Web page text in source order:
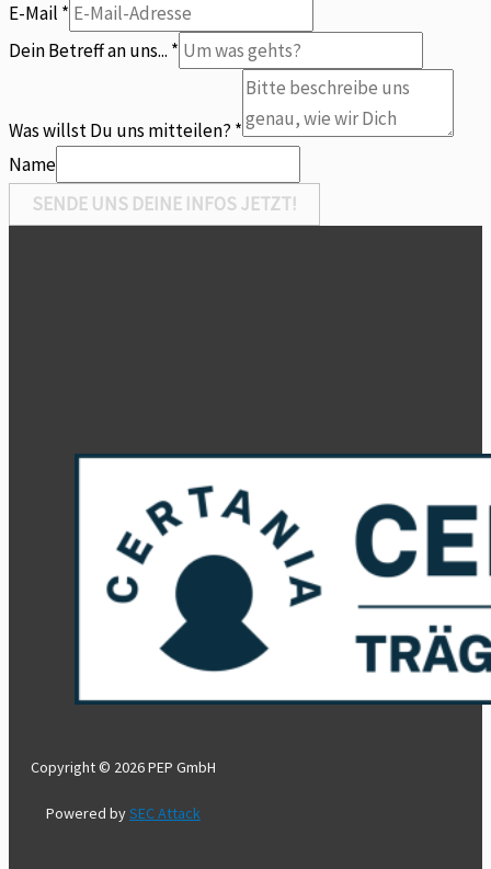
E-Mail *
Dein Betreff an uns... *
mitteilen?
Was willst Du uns mitteilen? *
Name
SENDE UNS DEINE INFOS JETZT!
Copyright © 2026 PEP GmbH
Powered bySEC Attack